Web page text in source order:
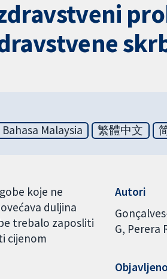
Bahasa Malaysia 繁體中文
koje ne
duljina
trebalo zaposliti
cijenom
Autori
G Perera
Objavljeno